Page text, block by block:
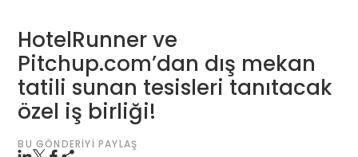
HotelRunner ve
Pitchup.com’dan dış mekan
tatili sunan tesisleri tanıtacak
özel iş birliği!
BU GÖNDERIYI PAYLAŞ